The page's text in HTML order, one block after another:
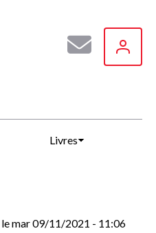
Livres
lemar 09/11/2021 - 11:06